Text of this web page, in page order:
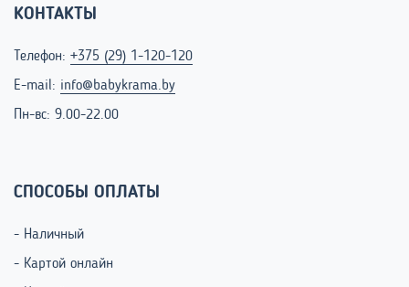
КОНТАКТЫ
Телефон: +375 (29) 1-120-120
E-mail: info@babykrama.by
Пн-вс: 9.00-22.00
СПОСОБЫ ОПЛАТЫ
- Наличный
- Картой онлайн